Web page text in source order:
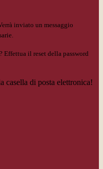
inviato un messaggio
Effettua il reset della password
casella di posta elettronica!